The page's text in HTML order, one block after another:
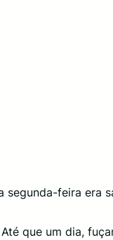
segunda-feira era
que um dia,